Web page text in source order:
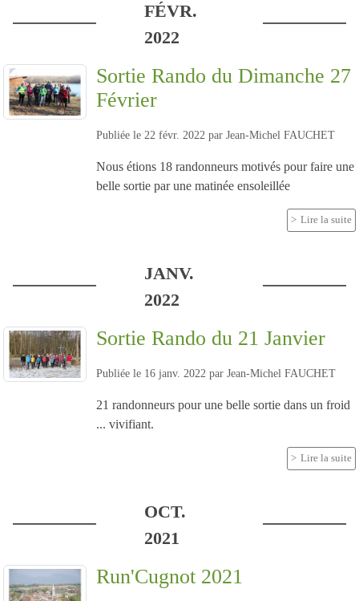
FÉVR.
2022
Sortie Rando du Dimanche 27
Février
Publiée le 22 févr. 2022 par Jean-Michel FAUCHET
Nous étions 18 randonneurs motivés pour faire une
belle sortie par une matinée ensoleillée
Lire la suite
JANV.
2022
Sortie Rando du 21 Janvier
Publiée le 16 janv. 2022 par Jean-Michel FAUCHET
21 randonneurs pour une belle sortie dans un froid
... vivifiant.
Lire la suite
OCT.
2021
Run'Cugnot 2021